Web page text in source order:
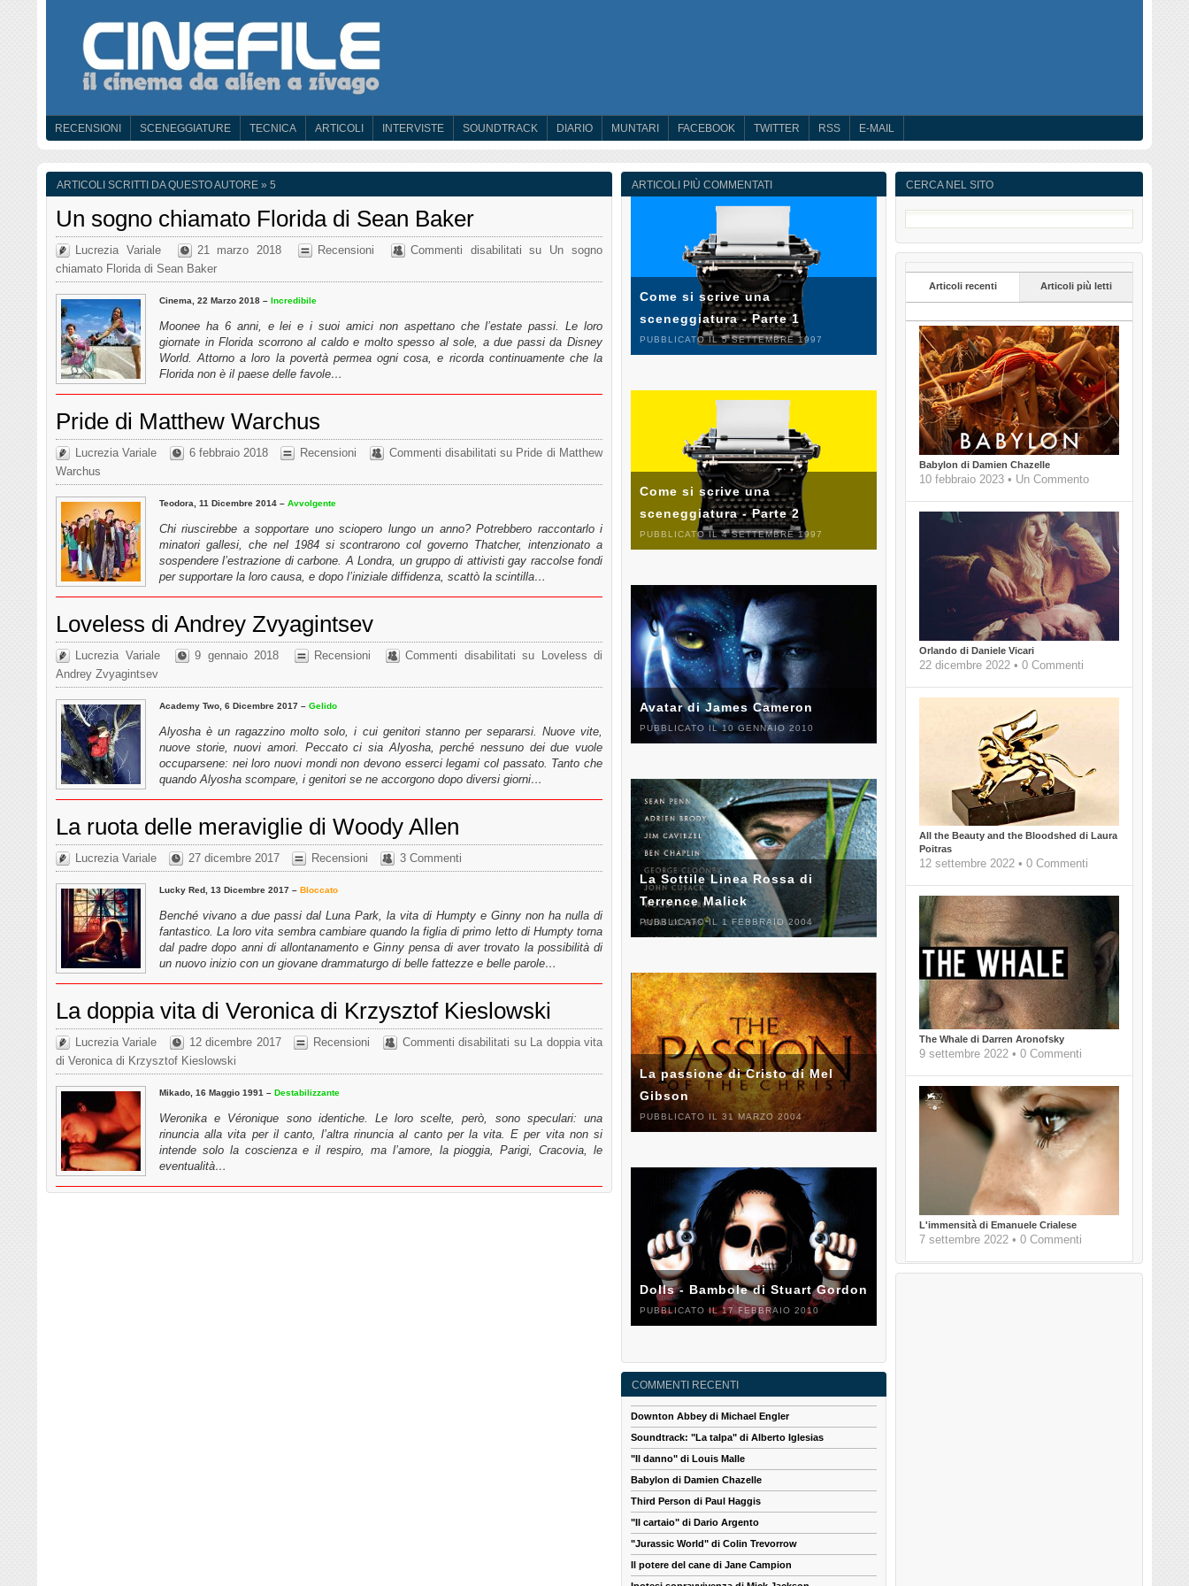
RECENSIONI SCENEGGIATURE TECNICA ARTICOLI INTERVISTE SOUNDTRACK DIARIO MUNTARI FACEBOOK TWITTER RSS E-MAIL
ARTICOLI SCRITTI DA QUESTO AUTORE » 5
Un sogno chiamato Florida di Sean Baker
Lucrezia Variale 21 marzo 2018 Recensioni Commenti disabilitati su Un sogno
chiamato Florida di Sean Baker
Cinema, 22 Marzo 2018 – Incredibile
Moonee ha 6 anni, e lei e i suoi amici non aspettano che l’estate passi. Le loro
giornate in Florida scorrono al caldo e molto spesso al sole, a due passi da Disney
World. Attorno a loro la povertà permea ogni cosa, e ricorda continuamente che la
Florida non è il paese delle favole…
Pride di Matthew Warchus
Lucrezia Variale 6 febbraio 2018 Recensioni Commenti disabilitati su Pride di Matthew
Warchus
Teodora, 11 Dicembre 2014 – Avvolgente
Chi riuscirebbe a sopportare uno sciopero lungo un anno? Potrebbero raccontarlo i
minatori gallesi, che nel 1984 si scontrarono col governo Thatcher, intenzionato a
sospendere l’estrazione di carbone. A Londra, un gruppo di attivisti gay raccolse fondi
per supportare la loro causa, e dopo l’iniziale diffidenza, scattò la scintilla…
Loveless di Andrey Zvyagintsev
Lucrezia Variale 9 gennaio 2018 Recensioni Commenti disabilitati su Loveless di
Andrey Zvyagintsev
Academy Two, 6 Dicembre 2017 – Gelido
Alyosha è un ragazzino molto solo, i cui genitori stanno per separarsi. Nuove vite,
nuove storie, nuovi amori. Peccato ci sia Alyosha, perché nessuno dei due vuole
occuparsene: nei loro nuovi mondi non devono esserci legami col passato. Tanto che
quando Alyosha scompare, i genitori se ne accorgono dopo diversi giorni…
La ruota delle meraviglie di Woody Allen
Lucrezia Variale 27 dicembre 2017 Recensioni 3 Commenti
Lucky Red, 13 Dicembre 2017 – Bloccato
Benché vivano a due passi dal Luna Park, la vita di Humpty e Ginny non ha nulla di
fantastico. La loro vita sembra cambiare quando la figlia di primo letto di Humpty torna
dal padre dopo anni di allontanamento e Ginny pensa di aver trovato la possibilità di
un nuovo inizio con un giovane drammaturgo di belle fattezze e belle parole…
La doppia vita di Veronica di Krzysztof Kieslowski
Lucrezia Variale 12 dicembre 2017 Recensioni Commenti disabilitati su La doppia vita
di Veronica di Krzysztof Kieslowski
Mikado, 16 Maggio 1991 – Destabilizzante
Weronika e Véronique sono identiche. Le loro scelte, però, sono speculari: una
rinuncia alla vita per il canto, l’altra rinuncia al canto per la vita. E per vita non si
intende solo la coscienza e il respiro, ma l’amore, la pioggia, Parigi, Cracovia, le
eventualità…
CERCA NEL SITO
Articoli recenti Articoli più letti
Babylon di Damien Chazelle
10 febbraio 2023 • Un Commento
Orlando di Daniele Vicari
22 dicembre 2022 • 0 Commenti
All the Beauty and the Bloodshed di Laura
Poitras
12 settembre 2022 • 0 Commenti
The Whale di Darren Aronofsky
9 settembre 2022 • 0 Commenti
L'immensità di Emanuele Crialese
7 settembre 2022 • 0 Commenti
ARTICOLI PIÙ COMMENTATI
Come si scrive una
sceneggiatura - Parte 1
PUBBLICATO IL 5 SETTEMBRE 1997
Come si scrive una
sceneggiatura - Parte 2
PUBBLICATO IL 4 SETTEMBRE 1997
Avatar di James Cameron
PUBBLICATO IL 10 GENNAIO 2010
La Sottile Linea Rossa di
Terrence Malick
PUBBLICATO IL 1 FEBBRAIO 2004
La passione di Cristo di Mel
Gibson
PUBBLICATO IL 31 MARZO 2004
Dolls - Bambole di Stuart Gordon
PUBBLICATO IL 17 FEBBRAIO 2010
COMMENTI RECENTI
Downton Abbey di Michael Engler
Soundtrack: "La talpa" di Alberto Iglesias
"Il danno" di Louis Malle
Babylon di Damien Chazelle
Third Person di Paul Haggis
"Il cartaio" di Dario Argento
"Jurassic World" di Colin Trevorrow
Il potere del cane di Jane Campion